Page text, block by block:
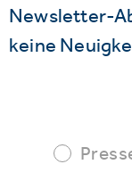
Newsletter-
keine